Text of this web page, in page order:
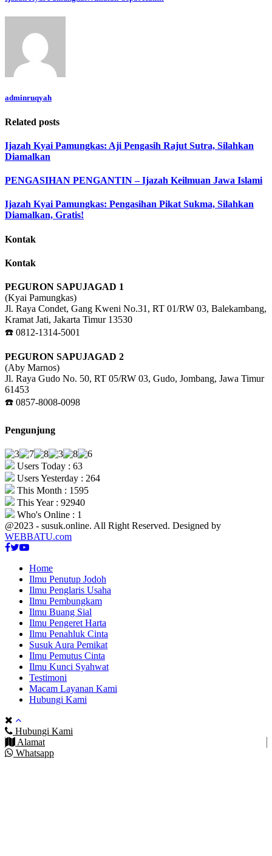
adminruqyah
Related posts
Ijazah Kyai Pamungkas: Aji Pengasih Rajut Sutra, Silahkan
Diamalkan
PENGASIHAN PENGANTIN – Ijazah Keilmuan Jawa Islami
Ijazah Kyai Pamungkas: Pengasihan Pikat Sukma, Silahkan
Diamalkan, Gratis!
Kontak
Kontak
PEGURON SAPUJAGAD 1
(Kyai Pamungkas)
Jl. Raya Condet, Gang Kweni No.31, RT 01/RW 03, Balekambang,
Kramat Jati, Jakarta Timur 13530
☎️ 0812-1314-5001
PEGURON SAPUJAGAD 2
(Aby Marnos)
Jl. Raya Gudo No. 50, RT 05/RW 03, Gudo, Jombang, Jawa Timur
61453
☎️ 0857-8008-0098
Pengunjung
Users Today : 63
Users Yesterday : 264
This Month : 1595
This Year : 92940
Who's Online : 1
@2023 - susuk.online. All Right Reserved. Designed by
WEBBATU.com
Facebook
Twitter
Youtube
Home
Ilmu Penutup Jodoh
Ilmu Penglaris Usaha
Ilmu Pembungkam
Ilmu Buang Sial
Ilmu Pengeret Harta
Ilmu Penahluk Cinta
Susuk Aura Pemikat
Ilmu Pemutus Cinta
Ilmu Kunci Syahwat
Testimoni
Macam Layanan Kami
Hubungi Kami
Hubungi Kami
Alamat
Whatsapp